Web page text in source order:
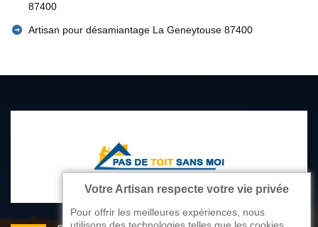
87400
Artisan pour désamiantage La Geneytouse 87400
Votre Artisan respecte votre vie privée
Pour offrir les meilleures expériences, nous